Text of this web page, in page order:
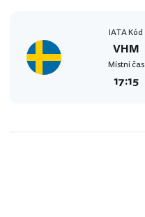
IATA Kód
VHM
Místní čas
17:15